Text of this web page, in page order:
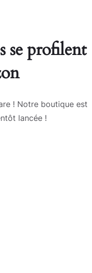
se profilent
! Notre boutique est
lancée !